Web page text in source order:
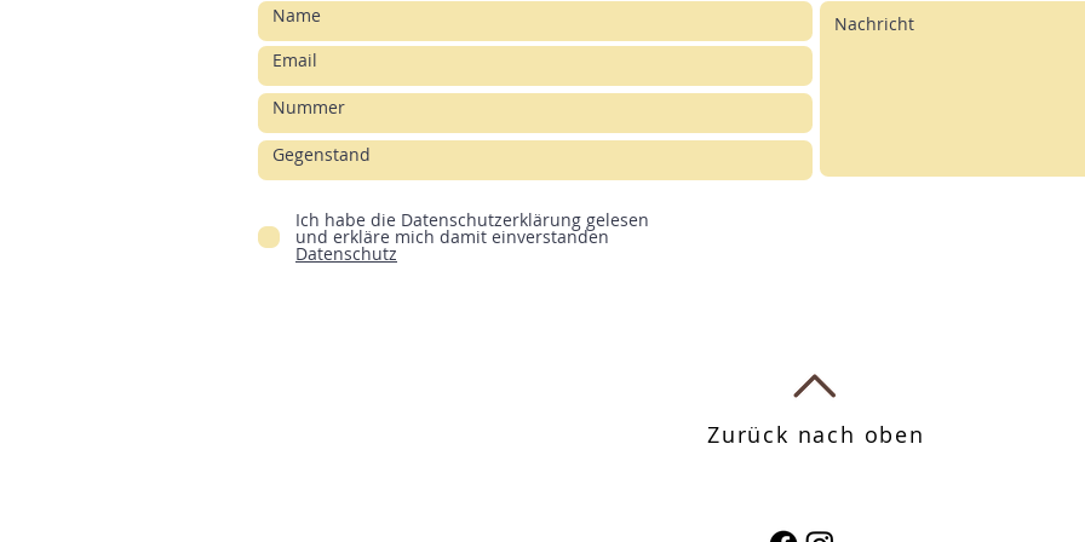
Ich habe die Datenschutzerklärung gelesen
und erkläre mich damit einverstanden
Datenschutz
Zurück nach oben